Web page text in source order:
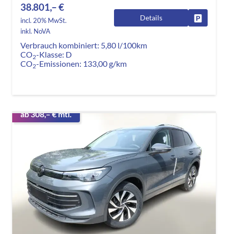
38.801,– €
incl. 20% MwSt.
inkl. NoVA
Details
Verbrauch kombiniert: 5,80 l/100km
CO2-Klasse: D
CO2-Emissionen: 133,00 g/km
ab 308,– € mtl.